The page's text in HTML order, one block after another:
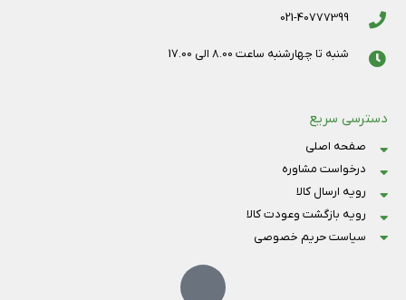
021-40777399
شنبه تا چهارشنبه ساعت 8.00 الی 17.00
دسترسی سریع
صفحه اصلی
درخواست مشاوره
رویه ارسال کالا
رویه بازگشت وعودت کالا
سیاست حریم خصوصی